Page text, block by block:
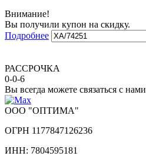
Внимание!
Вы получили купон на скидку.
Подробнее
РАССРОЧКА
0-0-6
Вы всегда можете связаться с нами
ООО "ОПТИМА"
ОГРН 1177847126236
ИНН: 7804595181